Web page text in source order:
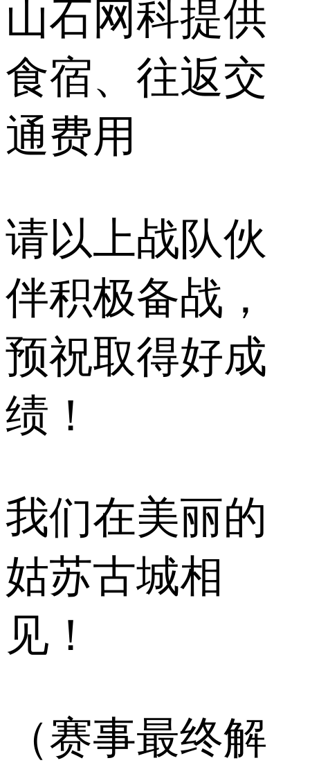
山石网科提供
食宿、往返交
通费用
请以上战队伙
伴积极备战，
预祝取得好成
绩！
我们在美丽的
姑苏古城相
见！
（赛事最终解